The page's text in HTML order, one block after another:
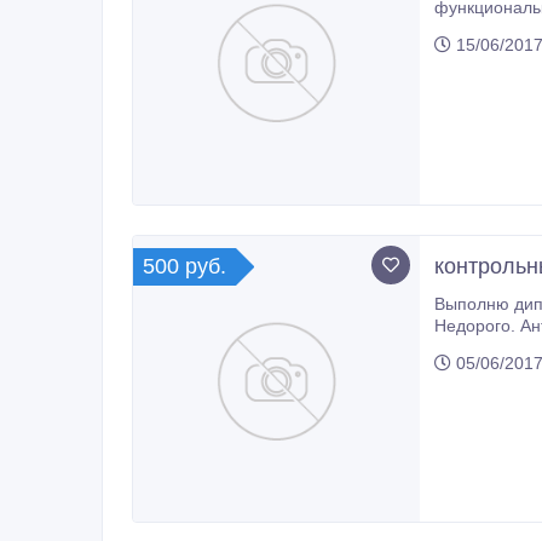
функциональный корпоративный сайт, а
15/06/
500 руб.
Выполню дипломные, курсовые, контрольные работы по охране труда и
Недорого.
05/06/